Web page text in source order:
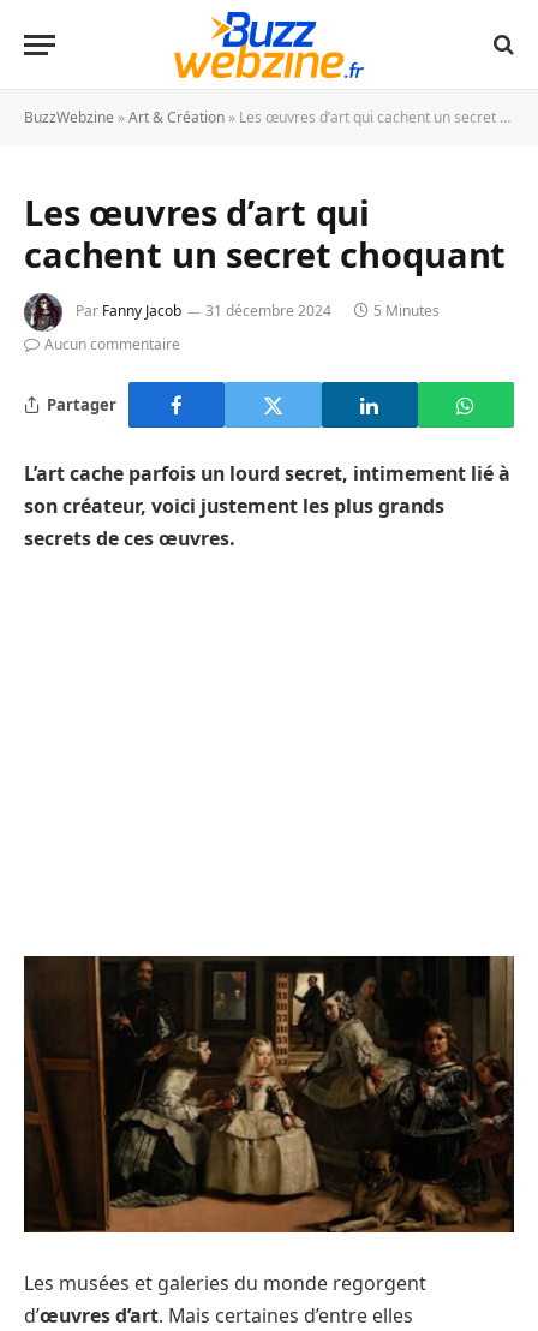
BuzzWebzine »Art & Création » Les œuvres d’art qui cachent un secret choquant
Les œuvres d’art qui
cachent un secret choquant
Par Fanny Jacob 31 décembre 2024
5 Minutes
Aucun commentaire
Partager
L’art cache parfois un lourd secret, intimement lié à
son créateur, voici justement les plus grands
secrets de ces œuvres.
Les musées et galeries du monde regorgent
d’œuvres d’art. Mais certaines d’entre elles